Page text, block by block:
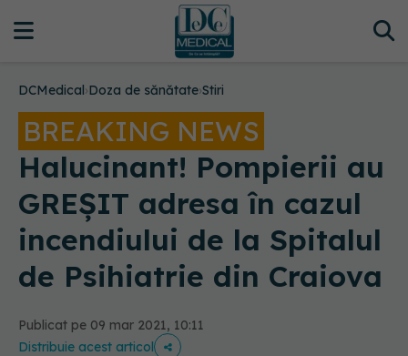
DCMedical›Doza de sănătate›Stiri
BREAKING NEWS
Halucinant! Pompierii au
GREȘIT adresa în cazul
incendiului de la Spitalul
de Psihiatrie din Craiova
Publicat pe 09 mar 2021, 10:11
Distribuie acest articol